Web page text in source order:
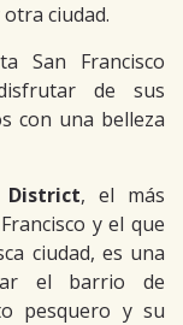
ciudad.
San Francisco
de sus
con una belleza
District, el más
y el que
ciudad, es una
el barrio de
pesquero y su